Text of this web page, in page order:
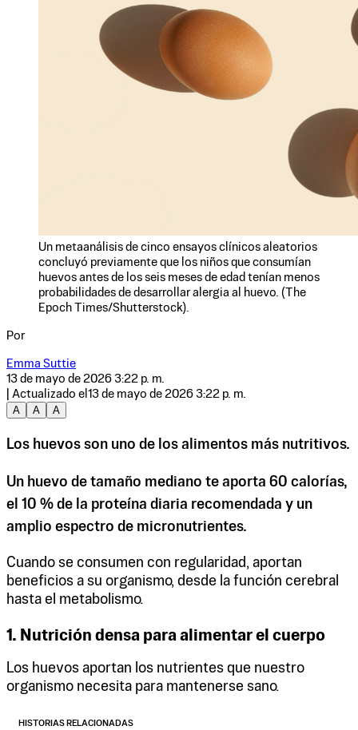
Un metaanálisis de cinco ensayos clínicos aleatorios
concluyó previamente que los niños que consumían
huevos antes de los seis meses de edad tenían menos
probabilidades de desarrollar alergia al huevo. (The
Epoch Times/Shutterstock).
Por
Emma Suttie
13 de mayo de 2026 3:22 p. m.
| Actualizado el 13 de mayo de 2026 3:22 p. m.
A
A A
Los huevos son uno de los alimentos más nutritivos.
Un huevo de tamaño mediano te aporta 60 calorías,
el 10 % de la proteína diaria recomendada y un
amplio espectro de micronutrientes.
Cuando se consumen con regularidad, aportan
beneficios a su organismo, desde la función cerebral
hasta el metabolismo.
1. Nutrición densa para alimentar el cuerpo
Los huevos aportan los nutrientes que nuestro
organismo necesita para mantenerse sano.
HISTORIAS RELACIONADAS